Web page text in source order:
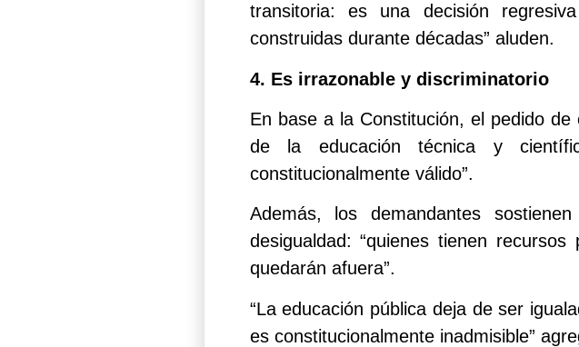
transitoria: es una decisión
construidas durante décadas” aluden.
4. Es irrazonable y discriminatorio
En base a la Constitución, el pedido
de la educación técnica y
constitucionalmente válido”.
Además, los demandantes
desigualdad: “quienes tienen
quedarán afuera”.
“La educación pública deja de ser
es constitucionalmente inadmisible”